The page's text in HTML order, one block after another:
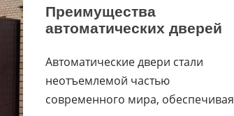
Преимущества
автоматических дверей
Автоматические двери стали
неотъемлемой частью
современного мира, обеспечивая